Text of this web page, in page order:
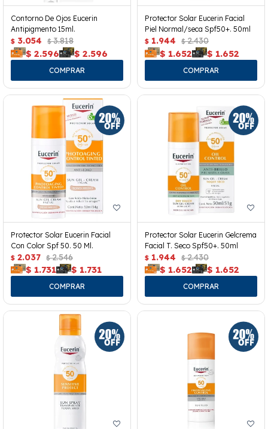
Contorno De Ojos Eucerin
Antipigmento 15ml.
$ 3.054 $ 3.818
$ 2.596 $ 2.596
Protector Solar Eucerin Facial
Piel Normal/seca Spf50+. 50ml
$ 1.944 $ 2.430
$ 1.652 $ 1.652
Protector Solar Eucerin Facial
Con Color Spf 50. 50 Ml.
$ 2.037 $ 2.546
$ 1.731 $ 1.731
Protector Solar Eucerin Gelcrema
Facial T. Seco Spf50+. 50ml
$ 1.944 $ 2.430
$ 1.652 $ 1.652